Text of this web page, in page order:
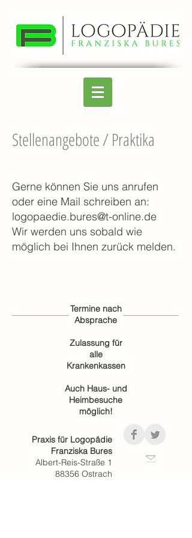
Stellenangebote / Praktika
Gerne können Sie uns anrufen
oder eine Mail schreiben an:
logopaedie.bures@t-online.de
Wir werden uns sobald wie
möglich bei Ihnen zurück melden.
Termine nach
Absprache
Zulassung für
alle
Krankenkassen
Auch Haus- und
Heimbesuche
möglich!
Praxis für Logopädie
Franziska Bures
Albert-Reis-Straße 1
88356 Ostrach